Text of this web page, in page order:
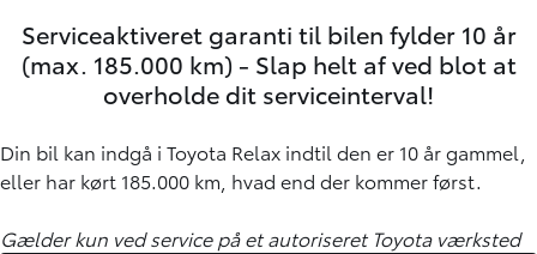
Serviceaktiveret garanti til bilen fylder 10 år
(max. 185.000 km) - Slap helt af ved blot at
overholde dit serviceinterval!
Din bil kan indgå i Toyota Relax indtil den er 10 år gammel,
eller har kørt 185.000 km, hvad end der kommer først.
Gælder kun ved service på et autoriseret Toyota værksted